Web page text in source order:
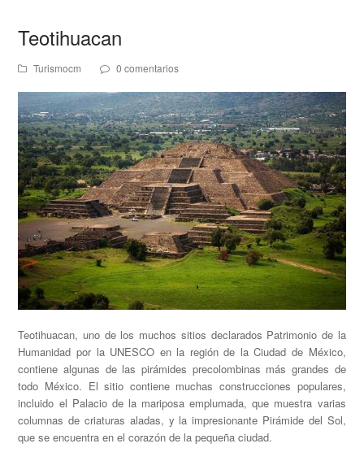
Teotihuacan
Turismocm 0 comentarios
Teotihuacan, uno de los muchos sitios declarados Patrimonio de la
Humanidad por la UNESCO en la región de la Ciudad de México,
contiene algunas de las pirámides precolombinas más grandes de
todo México. El sitio contiene muchas construcciones populares,
incluido el Palacio de la mariposa emplumada, que muestra varias
columnas de criaturas aladas, y la impresionante Pirámide del Sol,
que se encuentra en el corazón de la pequeña ciudad.